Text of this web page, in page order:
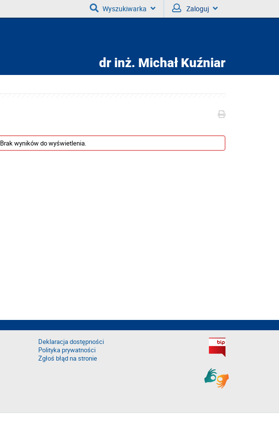
Wyszukiwarka Zaloguj
dr inż. Michał Kuźniar
Brak wyników do wyświetlenia.
Deklaracja dostępności
Polityka prywatności
Zgłoś błąd na stronie